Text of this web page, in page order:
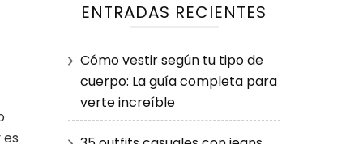
ENTRADAS RECIENTES
Cómo vestir según tu tipo de
cuerpo: La guía completa para
verte increíble